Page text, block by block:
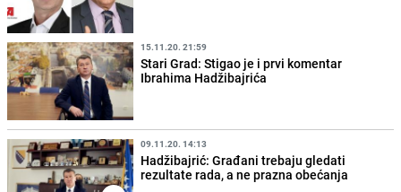
15.11.20. 21:59
Stari Grad: Stigao je i prvi komentar
Ibrahima Hadžibajrića
09.11.20. 14:13
Hadžibajrić: Građani trebaju gledati
rezultate rada, a ne prazna obećanja